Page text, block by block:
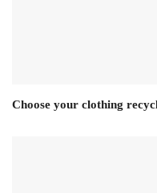
Choose your clothing